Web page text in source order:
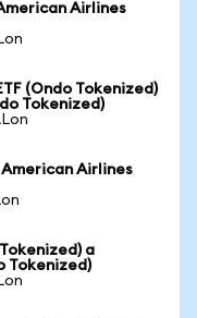
Airlines
(Ondo Tokenized)
Tokenized)
Airlines
a
Tokenized)